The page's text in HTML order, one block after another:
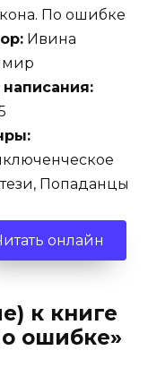
По ошибке
Ивина
написания:
Попаданцы
онлайн
к книге
ошибке»